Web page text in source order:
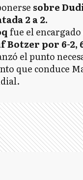
sobre
2 a 2.
fue el encargado
Botzer por 6-2,
el punto
que conduce